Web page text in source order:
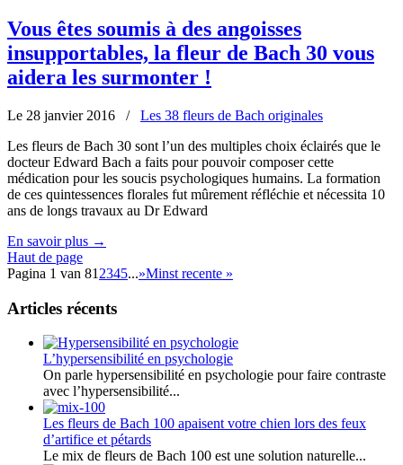
Vous êtes soumis à des angoisses
insupportables, la fleur de Bach 30 vous
aidera les surmonter !
Le 28 janvier 2016 /
Les 38 fleurs de Bach originales
Les fleurs de Bach 30 sont l’un des multiples choix éclairés que le
docteur Edward Bach a faits pour pouvoir composer cette
médication pour les soucis psychologiques humains. La formation
de ces quintessences florales fut mûrement réfléchie et nécessita 10
ans de longs travaux au Dr Edward
En savoir plus →
Haut de page
Pagina 1 van 81 2345...»Minst recente »
Articles récents
L’hypersensibilité en psychologie
On parle hypersensibilité en psychologie pour faire contraste
avec l’hypersensibilité...
Les fleurs de Bach 100 apaisent votre chien lors des feux
d’artifice et pétards
Le mix de fleurs de Bach 100 est une solution naturelle...